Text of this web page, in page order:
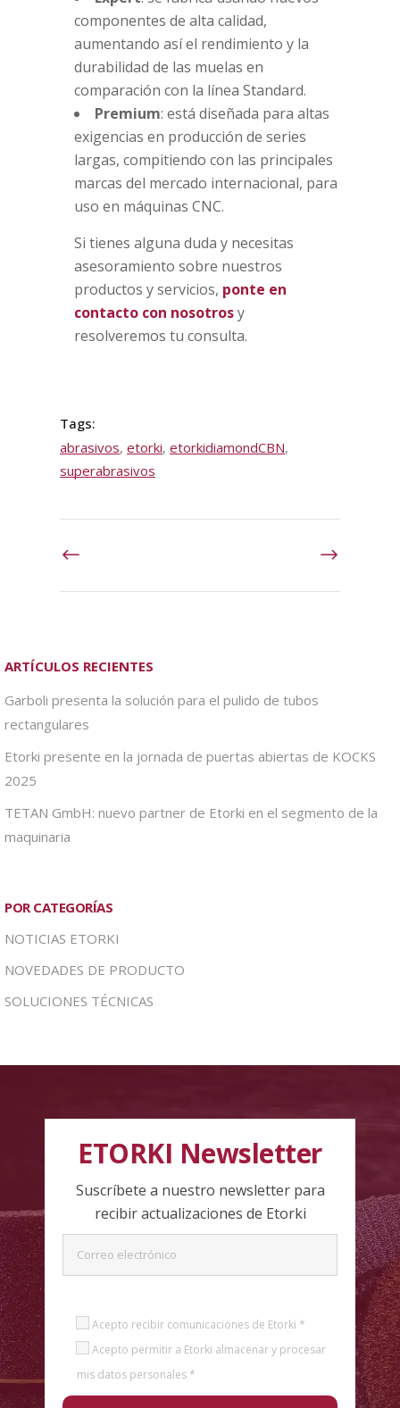
componentes de alta calidad,
aumentando así el rendimiento y la
durabilidad de las muelas en
comparación con la línea Standard.
Premium: está diseñada para altas
exigencias en producción de series
largas, compitiendo con las principales
marcas del mercado internacional, para
uso en máquinas CNC.
Si tienes alguna duda y necesitas
asesoramiento sobre nuestros
productos y servicios, ponte en
contacto con nosotrosy
resolveremos tu consulta.
Tags:
abrasivos,etorki,etorkidiamondCBN,
superabrasivos
ARTÍCULOS RECIENTES
Garboli presenta la solución para el pulido de tubos
rectangulares
Etorki presente en la jornada de puertas abiertas de KOCKS
2025
TETAN GmbH: nuevo partner de Etorki en el segmento de la
maquinaria
POR CATEGORÍAS
NOTICIAS ETORKI
NOVEDADES DE PRODUCTO
SOLUCIONES TÉCNICAS
ETORKI Newsletter
Suscríbete a nuestro newsletter para
recibir actualizaciones de Etorki
Acepto recibir comunicaciones de Etorki *
Acepto permitir a Etorki almacenar y procesar
mis datos personales *